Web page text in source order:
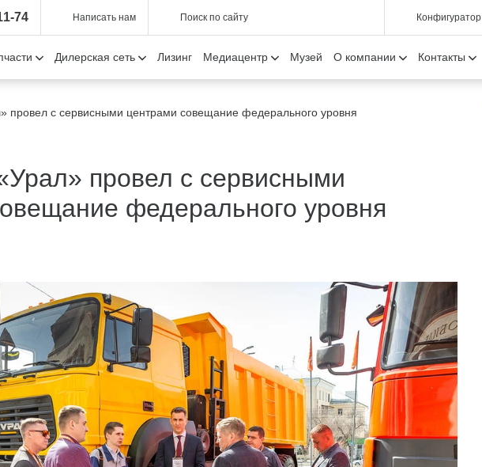
74 Написать нам Поиск по сайту Конфигуратор
Дилерская сеть Лизинг Медиацентр Музей О компании Контакты
провел с сервисными центрами совещание федерального уровня
провел с сервисными
федерального уровня